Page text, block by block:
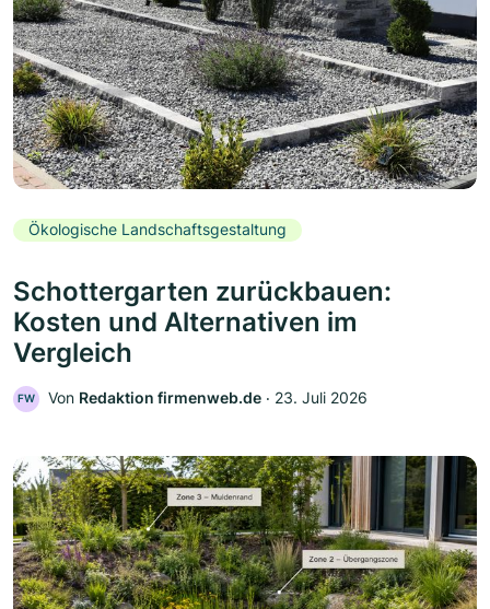
Ökologische Landschaftsgestaltung
Schottergarten zurückbauen:
Kosten und Alternativen im
Vergleich
FW Von Redaktion firmenweb.de ‧ 23. Juli 2026